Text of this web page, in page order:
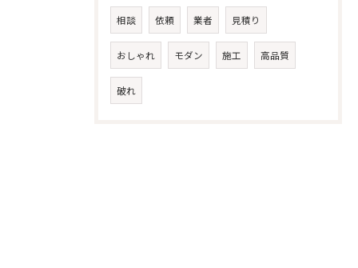
相談 依頼 業者 見積り
おしゃれ モダン 施工 高品質
破れ